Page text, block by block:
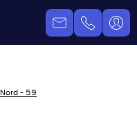
Nord - 59